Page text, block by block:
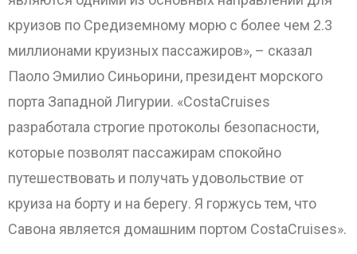
круизов по Средиземному морю с более чем 2.3
миллионами круизных пассажиров», – сказал
Паоло Эмилио Синьорини, президент морского
порта Западной Лигурии. «CostaCruises
разработала строгие протоколы безопасности,
которые позволят пассажирам спокойно
путешествовать и получать удовольствие от
круиза на борту и на берегу. Я горжусь тем, что
Савона является домашним портом CostaCruises».